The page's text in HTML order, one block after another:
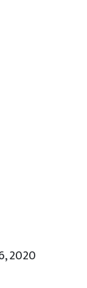
2020